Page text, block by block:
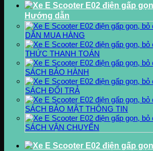
Hướng dẫn
DẪN MUA HÀNG
THỨC THANH TOÁN
SÁCH BẢO HÀNH
SÁCH ĐỔI TRẢ
SÁCH BẢO MẬT THÔNG TIN
SÁCH VẬN CHUYỂN